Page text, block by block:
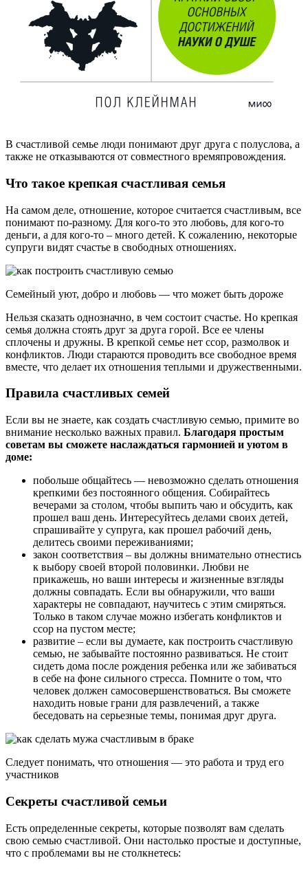
В счастливой семье люди понимают друг друга с полуслова, а
также не отказываются от совместного времяпровождения.
Что такое крепкая счастливая семья
На самом деле, отношение, которое считается счастливым, все
понимают по-разному. Для кого-то это любовь, для кого-то
деньги, а для кого-то – много детей. К сожалению, некоторые
супруги видят счастье в свободных отношениях.
Семейный уют, добро и любовь — что может быть дороже
Нельзя сказать однозначно, в чем состоит счастье. Но крепкая
семья должна стоять друг за друга горой. Все ее члены
сплочены и дружны. В крепкой семье нет ссор, размолвок и
конфликтов. Люди стараются проводить все свободное время
вместе, что делает их отношения теплыми и дружественными.
Правила счастливых семей
Если вы не знаете, как создать счастливую семью, примите во
внимание несколько важных правил. Благодаря простым
советам вы сможете наслаждаться гармонией и уютом в
доме:
побольше общайтесь — невозможно сделать отношения
крепкими без постоянного общения. Собирайтесь
вечерами за столом, чтобы выпить чаю и обсудить, как
прошел ваш день. Интересуйтесь делами своих детей,
спрашивайте у супруга, как прошел рабочий день,
делитесь своими переживаниями;
закон соответствия – вы должны внимательно отнестись
к выбору своей второй половинки. Любви не
прикажешь, но ваши интересы и жизненные взгляды
должны совпадать. Если вы обнаружили, что ваши
характеры не совпадают, научитесь с этим смиряться.
Только в таком случае можно избегать конфликтов и
ссор на пустом месте;
развитие – если вы думаете, как построить счастливую
семью, не забывайте постоянно развиваться. Не стоит
сидеть дома после рождения ребенка или же забиваться
в себе на фоне сильного стресса. Помните о том, что
человек должен самосовершенствоваться. Вы сможете
находить новые грани для развлечений, а также
беседовать на серьезные темы, понимая друг друга.
Следует понимать, что отношения — это работа и труд его
участников
Секреты счастливой семьи
Есть определенные секреты, которые позволят вам сделать
свою семью счастливой. Они настолько простые и доступные,
что с проблемами вы не столкнетесь: